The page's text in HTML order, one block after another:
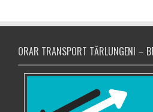
ORAR TRANSPORT TĂRLUNGENI –